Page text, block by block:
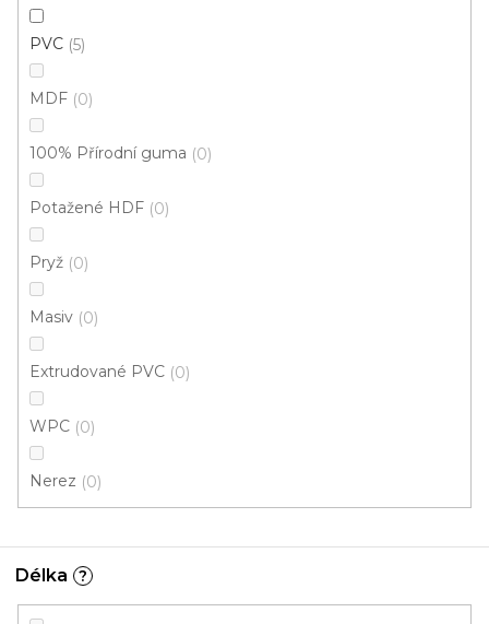
PVC 5
MDF 0
100% Přírodní guma 0
Potažené HDF 0
Pryž 0
Masiv 0
Extrudované PVC 0
WPC 0
Nerez 0
Délka ?
A 65 PŘECHODOVÉ LIŠTY - NA TRN, šíře 50 mm
od277 Kč
Afrezie